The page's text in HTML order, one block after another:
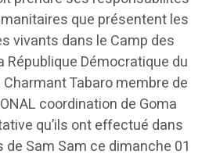
que présentent les
vivants dans le Camp des
République Démocratique du
Charmant Tabaro membre de
coordination de Goma
qu’ils ont effectué dans
Sam Sam ce dimanche 01